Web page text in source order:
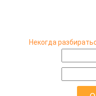
Некогда